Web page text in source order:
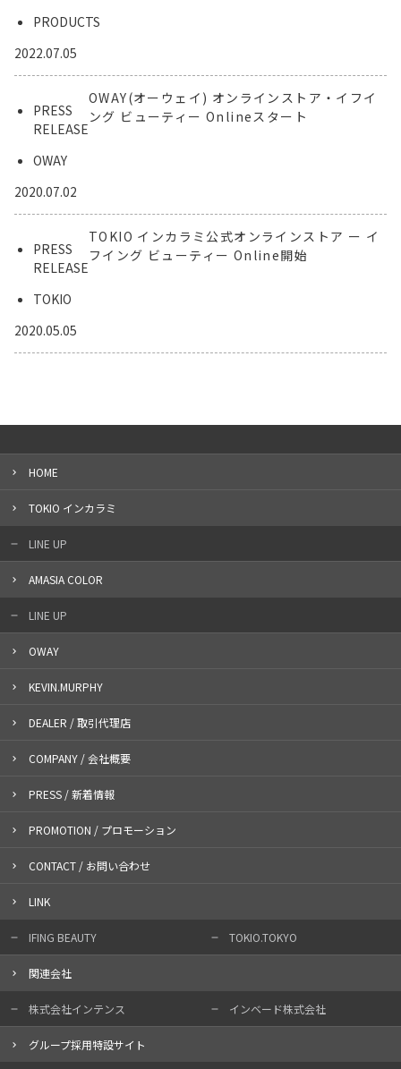
PRODUCTS
2022.07.05
OWAY(オーウェイ) オンラインストア・イフイ
ング ビューティー Onlineスタート
PRESS
RELEASE
OWAY
2020.07.02
TOKIO インカラミ公式オンラインストア ー イ
フイング ビューティー Online開始
PRESS
RELEASE
TOKIO
2020.05.05
HOME
TOKIO インカラミ
LINE UP
AMASIA COLOR
LINE UP
OWAY
KEVIN.MURPHY
DEALER / 取引代理店
COMPANY / 会社概要
PRESS / 新着情報
PROMOTION / プロモーション
CONTACT / お問い合わせ
LINK
IFING BEAUTY TOKIO.TOKYO
関連会社
株式会社インテンス インベード株式会社
グループ採用特設サイト